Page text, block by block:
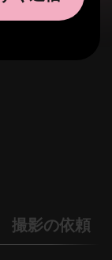
撮影の依頼